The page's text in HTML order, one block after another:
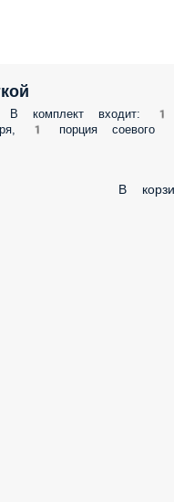
комплект входит: 1
1 порция соевого
В